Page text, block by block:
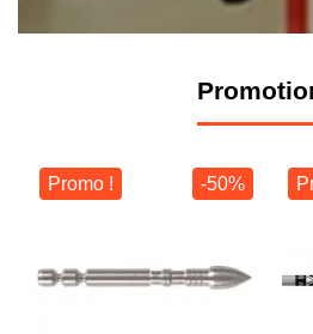
Promo ! -50%